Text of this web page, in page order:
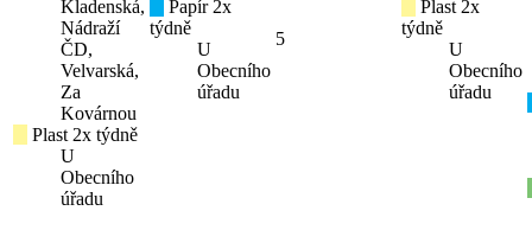
Kladenská,
Nádraží
ČD,
Velvarská,
Za
Kovárnou
Plast 2x týdně
U
Obecního
úřadu
Papír 2x
týdně
U
Obecního
úřadu
5
Plast 2x
týdně
U
Obecního
úřadu